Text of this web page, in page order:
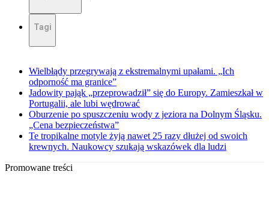
Tagi
Wielbłądy przegrywają z ekstremalnymi upałami. „Ich
odporność ma granice”
Jadowity pająk „przeprowadził” się do Europy. Zamieszkał w
Portugalii, ale lubi wędrować
Oburzenie po spuszczeniu wody z jeziora na Dolnym Śląsku.
„Cena bezpieczeństwa”
Te tropikalne motyle żyją nawet 25 razy dłużej od swoich
krewnych. Naukowcy szukają wskazówek dla ludzi
Promowane treści